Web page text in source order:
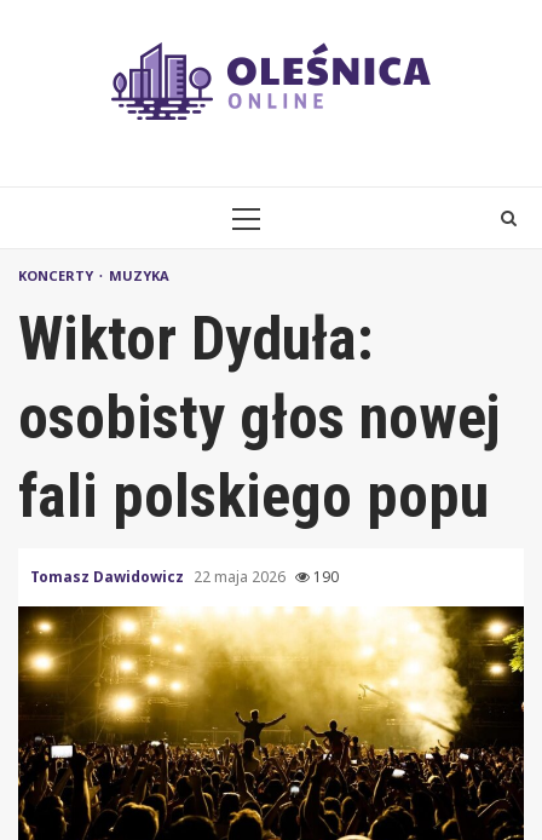
PRIMARY
KONCERTY MUZYKA
Wiktor Dyduła:
osobisty głos nowej
fali polskiego popu
Tomasz Dawidowicz 22 maja 2026 190